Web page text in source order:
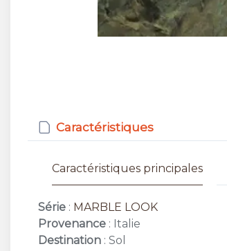
Caractéristiques
Caractéristiques principales
Série : MARBLE LOOK
Provenance : Italie
Destination : Sol